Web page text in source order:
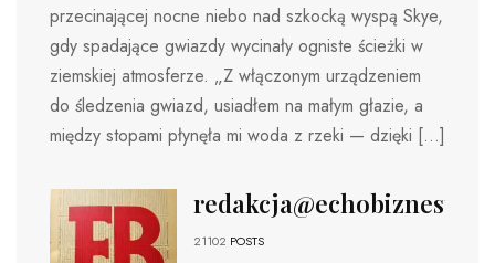
przecinającej nocne niebo nad szkocką wyspą Skye,
gdy spadające gwiazdy wycinały ogniste ścieżki w
ziemskiej atmosferze. „Z włączonym urządzeniem
do śledzenia gwiazd, usiadłem na małym głazie, a
między stopami płynęła mi woda z rzeki — dzięki […]
redakcja@echobiznesu.pl
21102 POSTS